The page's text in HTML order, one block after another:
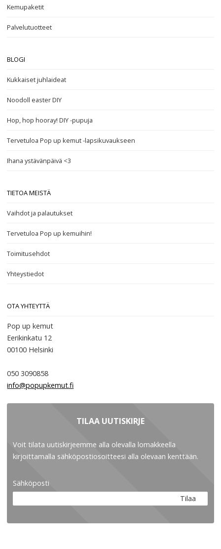
Kemupaketit
Palvelutuotteet
BLOGI
Kukkaiset juhlaideat
Noodoll easter DIY
Hop, hop hooray! DIY -pupuja
Tervetuloa Pop up kemut -lapsikuvaukseen
Ihana ystävänpäivä <3
TIETOA MEISTÄ
Vaihdot ja palautukset
Tervetuloa Pop up kemuihin!
Toimitusehdot
Yhteystiedot
OTA YHTEYTTÄ
Pop up kemut
Eerikinkatu 12
00100 Helsinki
050 3090858
info@popupkemut.fi
TILAA UUTISKIRJE
Voit tilata uutiskirjeemme alla olevalla lomakkeella
kirjoittamalla sähköpostiosoitteesi alla olevaan kenttään.
Sähköposti
Tilaa